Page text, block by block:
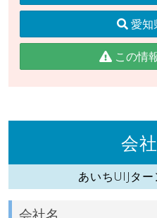
愛知
この情
会
あいちUIJタ
会社名